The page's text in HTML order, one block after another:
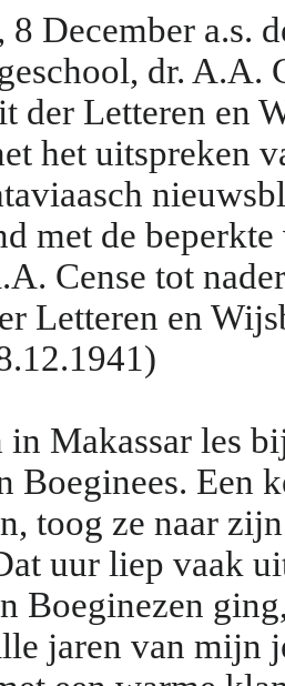
8 December a.s.
dr. A.A.
der Letteren en
het uitspreken
met de
Cense tot
Letteren en
in Makassar les
Boeginees. Een
toog ze naar
uur liep vaak
Boeginezen
jaren van mijn